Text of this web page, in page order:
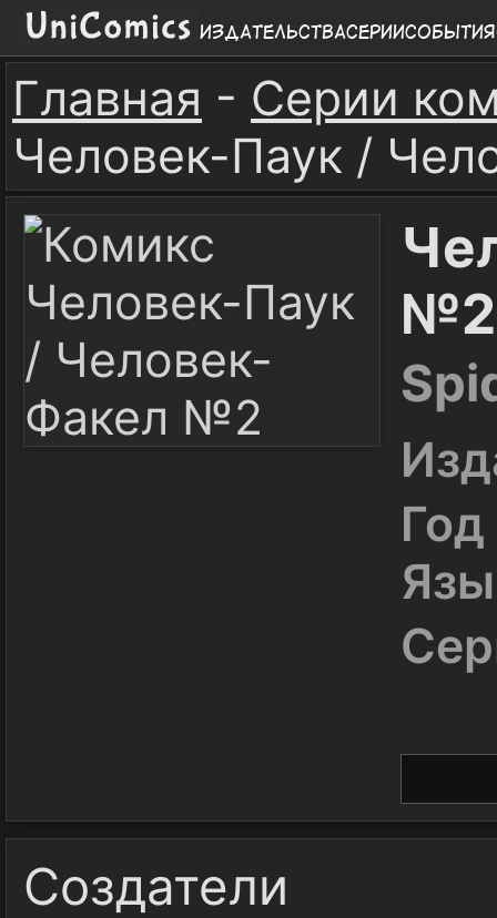
ИздательстваСерииСобытия
Главная - Серии
Человек-Паук /
№2
Год
Создатели